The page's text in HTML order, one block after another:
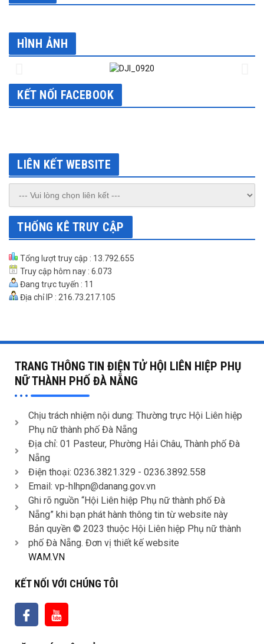
HÌNH ẢNH
KẾT NỐI FACEBOOK
LIÊN KẾT WEBSITE
THỐNG KÊ TRUY CẬP
Tổng lượt truy cập : 13.792.655
Truy cập hôm nay : 6.073
Đang trực tuyến : 11
Địa chỉ IP : 216.73.217.105
TRANG THÔNG TIN ĐIỆN TỬ HỘI LIÊN HIỆP PHỤ
NỮ THÀNH PHỐ ĐÀ NẴNG
Chịu trách nhiệm nội dung: Thường trực Hội Liên hiệp
Phụ nữ thành phố Đà Nẵng
Địa chỉ: 01 Pasteur, Phường Hải Châu, Thành phố Đà
Nẵng
Điện thoại: 0236.3821.329 - 0236.3892.558
Email: vp-hlhpn@danang.gov.vn
Ghi rõ nguồn “Hội Liên hiệp Phụ nữ thành phố Đà
Nẵng” khi bạn phát hành thông tin từ website này
Bản quyền © 2023 thuộc Hội Liên hiệp Phụ nữ thành
phố Đà Nẵng. Đơn vị thiết kế website
WAM.VN
KẾT NỐI VỚI CHÚNG TÔI